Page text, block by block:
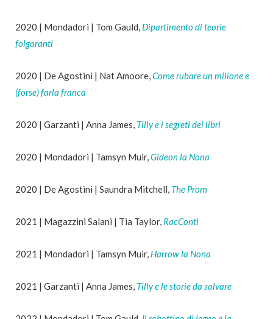
2020 | Mondadori | Tom Gauld, Dipartimento di teorie
folgoranti
2020 | De Agostini | Nat Amoore,Come rubare un milione e
(forse) farla franca
2020 | Garzanti | Anna James, Tilly e i segreti dei libri
2020 | Mondadori | Tamsyn Muir,Gideon la Nona
2020 | De Agostini | Saundra Mitchell, The Prom
2021 | Magazzini Salani | Tia Taylor, RacConti
2021 | Mondadori | Tamsyn Muir, Harrow la Nona
2021 | Garzanti | Anna James, Tilly e le storie da salvare